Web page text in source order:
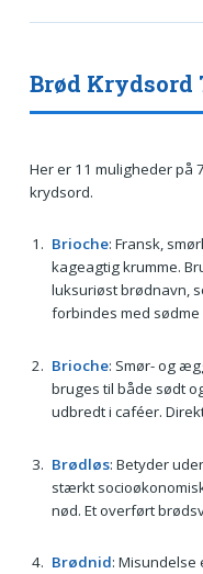
Brød Krydsord
Her er 11 muligheder på
krydsord.
Brioche: Fransk,
kageagtig krumme.
luksuriøst brødnavn,
forbindes med sødme
Brioche: Smør- og
bruges til både sødt
udbredt i caféer.
Brødløs: Betyder
stærkt
nød. Et overført
Brødnid: